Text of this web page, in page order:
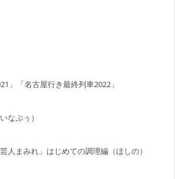
」「名古屋行き最終列車2022」
なぷぅ）
人まみれ」はじめての調理編（ほしの）